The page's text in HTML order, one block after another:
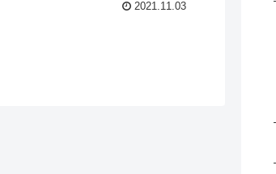
2021.11.03